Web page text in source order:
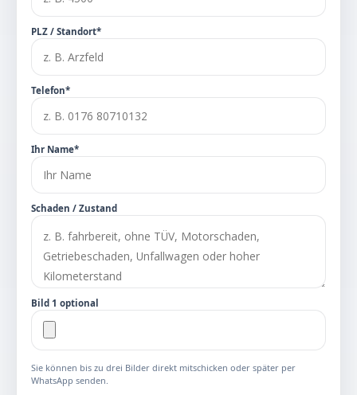
PLZ / Standort*
Telefon*
Ihr Name*
Schaden / Zustand
Bild 1 optional
Sie können bis zu drei Bilder direkt mitschicken oder später per
WhatsApp senden.